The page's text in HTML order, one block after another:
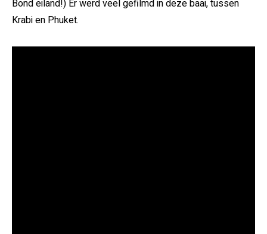
Bond eiland!) Er werd veel gefilmd in deze baai, tussen
Krabi en Phuket.